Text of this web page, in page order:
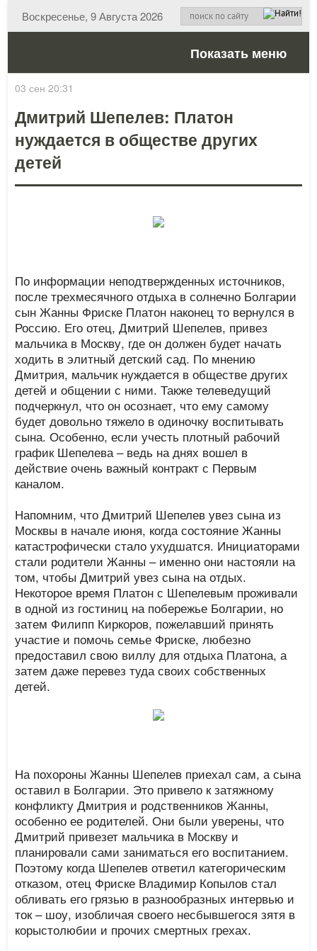
Воскресенье, 9 Августа 2026
Показать меню
03 сен 20:31
Дмитрий Шепелев: Платон
нуждается в обществе других
детей
По информации неподтвержденных источников,
после трехмесячного отдыха в солнечно Болгарии
сын Жанны Фриске Платон наконец то вернулся в
Россию. Его отец, Дмитрий Шепелев, привез
мальчика в Москву, где он должен будет начать
ходить в элитный детский сад. По мнению
Дмитрия, мальчик нуждается в обществе других
детей и общении с ними. Также телеведущий
подчеркнул, что он осознает, что ему самому
будет довольно тяжело в одиночку воспитывать
сына. Особенно, если учесть плотный рабочий
график Шепелева – ведь на днях вошел в
действие очень важный контракт с Первым
каналом.
Напомним, что Дмитрий Шепелев увез сына из
Москвы в начале июня, когда состояние Жанны
катастрофически стало ухудшатся. Инициаторами
стали родители Жанны – именно они настояли на
том, чтобы Дмитрий увез сына на отдых.
Некоторое время Платон с Шепелевым проживали
в одной из гостиниц на побережье Болгарии, но
затем Филипп Киркоров, пожелавший принять
участие и помочь семье Фриске, любезно
предоставил свою виллу для отдыха Платона, а
затем даже перевез туда своих собственных
детей.
На похороны Жанны Шепелев приехал сам, а сына
оставил в Болгарии. Это привело к затяжному
конфликту Дмитрия и родственников Жанны,
особенно ее родителей. Они были уверены, что
Дмитрий привезет мальчика в Москву и
планировали сами заниматься его воспитанием.
Поэтому когда Шепелев ответил категорическим
отказом, отец Фриске Владимир Копылов стал
обливать его грязью в разнообразных интервью и
ток – шоу, изобличая своего несбывшегося зятя в
корыстолюбии и прочих смертных грехах.